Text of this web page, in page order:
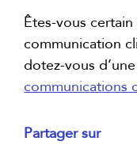
Êtes-vous
communication
dotez-vous
communications
Partager sur